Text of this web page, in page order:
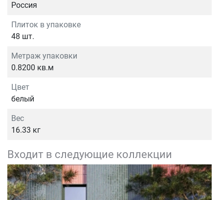
Россия
Плиток в упаковке
48 шт.
Метраж упаковки
0.8200 кв.м
Цвет
белый
Вес
16.33 кг
Входит в следующие коллекции